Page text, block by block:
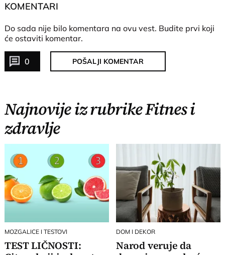
KOMENTARI
Do sada nije bilo komentara na ovu vest. Budite prvi koji
će ostaviti komentar.
0 POŠALJI KOMENTAR
Najnovije iz rubrike Fitnes i
zdravlje
MOZGALICE I TESTOVI
TEST LIČNOSTI:
DOM I DEKOR
Narod veruje da